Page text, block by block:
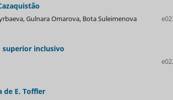
Gulnara Omarova, Bota Suleimenova
superior inclusivo
de E. Toffler